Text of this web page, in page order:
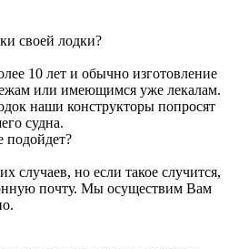
своей лодки?
10 лет и обычно изготовление
или имеющимся уже лекалам.
наши конструкторы попросят
судна.
подойдет?
случаев, но если такое случится,
почту. Мы осуществим Вам